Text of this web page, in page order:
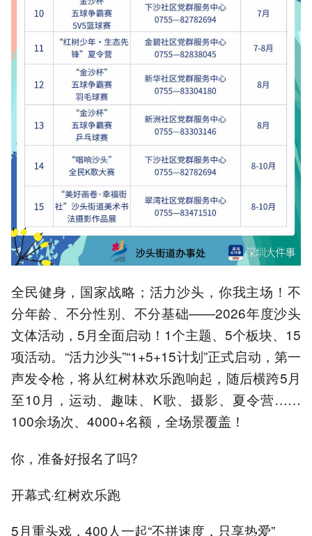
全民健身，国家战略；活力沙头，你我主场！不
分年龄、不分性别、不分基础——2026年度沙头
文体活动，5月全面启动！1个主题、5个板块、15
项活动。“活力沙头”“1+5+15计划”正式启动，第一
声发令枪，将从红树林欢乐跑响起，随后横跨5月
至10月，运动、趣味、K歌、摄影、夏令营……
100余场次、4000+名额，全场景覆盖！
你，准备好报名了吗?
开幕式·红树欢乐跑
5月重头戏，400人一起“不拼速度，只享热爱”